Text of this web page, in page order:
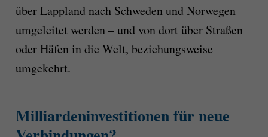
über Lappland nach Schweden und Norwegen
umgeleitet werden – und von dort über Straßen
oder Häfen in die Welt, beziehungsweise
umgekehrt.
Milliardeninvestitionen für neue